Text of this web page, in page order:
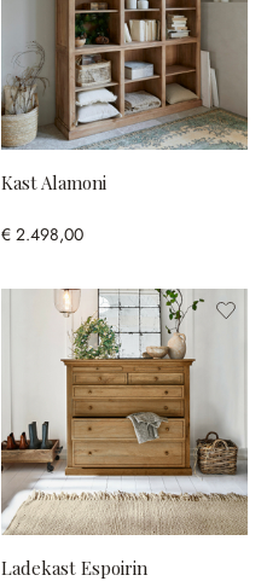
Kast Alamoni
€ 2.498,00
Ladekast Espoirin